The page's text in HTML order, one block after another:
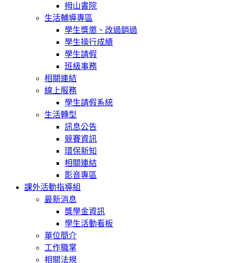
拇山書院
生活輔導專區
學生獎懲、改過銷過
學生操行成績
學生請假
班級事務
相關連結
線上服務
學生請假系統
生活轉型
訊息公告
競賽資訊
環保新知
相關連結
影音專區
課外活動指導組
最新消息
獎學金資訊
學生活動看板
單位簡介
工作職掌
相關法規